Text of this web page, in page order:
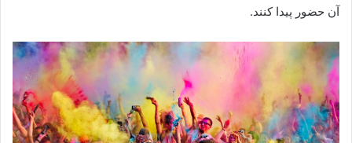
آن حضور پیدا کنند.